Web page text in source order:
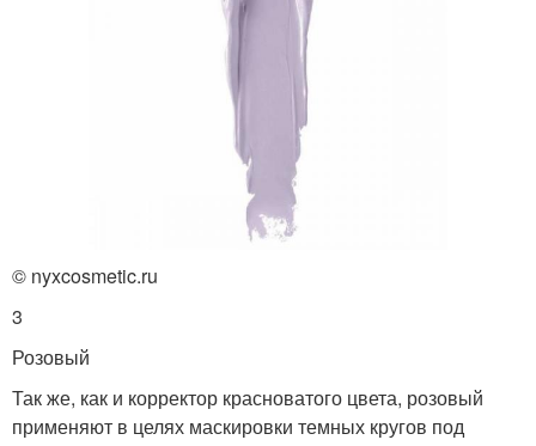
© nyxcosmetic.ru
3
Розовый
Так же, как и корректор красноватого цвета, розовый
применяют в целях маскировки темных кругов под